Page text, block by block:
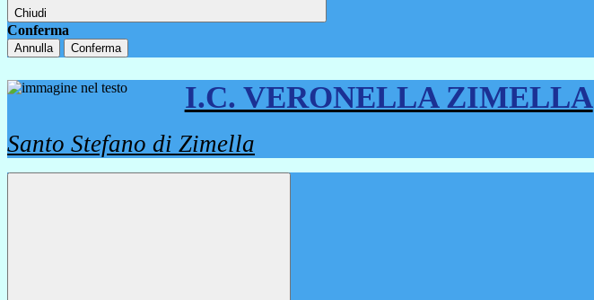
Chiudi
Conferma
Annulla Conferma
I.C. VERONELLA ZIMELLA
Santo Stefano di Zimella